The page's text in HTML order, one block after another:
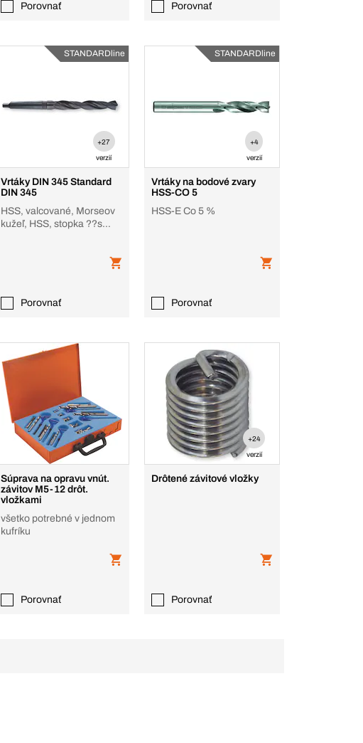
Porovnať Porovnať
STANDARDline
+27
verzií
Vrtáky DIN 345 Standard
DIN 345
HSS, valcované, Morseov
kužeľ, HSS, stopka ??s
Porovnať
STANDARDline
+4
verzií
Vrtáky na bodové zvary
HSS-CO 5
HSS-E Co 5 %
Porovnať
Súprava na opravu vnút.
závitov M5-12 drôt.
vložkami
všetko potrebné v jednom
kufríku
Porovnať
+24
verzií
Drôtené závitové vložky
Porovnať